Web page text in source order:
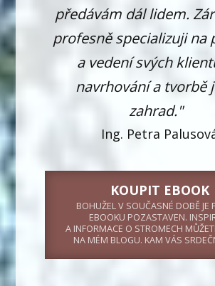
předávám dál lidem.
profesně specializuji na
a vedení svých
navrhování a tvorbě
zahrad."
Ing. Petra
KOUPIT EBOOK
BOHUŽEL V SOUČASNÉ DOBĚ JE
EBOOKU POZASTAVEN.
A INFORMACE O STROMECH
NA MÉM BLOGU. KAM VÁS